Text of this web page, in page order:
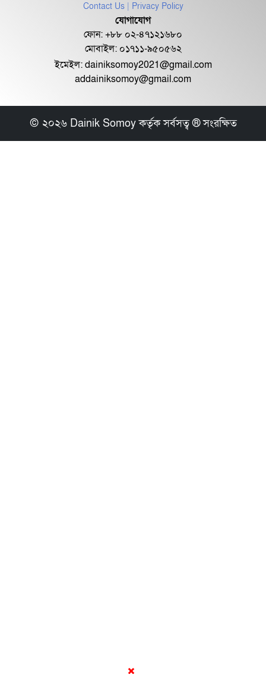
ক্রয় প্রক্রিয়াতে সচেতন হলে দুর্নীতি
অনেকাংশে কমে য...
বেনজীরকে গ্রেপ্তারে ইন্টারপোলে রেড
Contact Us | Privacy Policy
যোগাযোগ
ফোন: +৮৮ ০২-৪৭১২১৬৮০
মোবাইল: ০১৭১১-৯৫০৫৬২
ইমেইল:dainiksomoy2021@gmail.com
addainiksomoy@gmail.com
© ২০২৬ Dainik Somoy কর্তৃক সর্বসত্ব ® সংরক্ষিত